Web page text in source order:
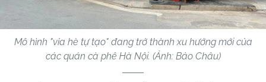
Mô hình "vỉa hè tự tạo" đang trở thành xu hướng mới của
các quán cà phê Hà Nội. (Ảnh: Bảo Châu)